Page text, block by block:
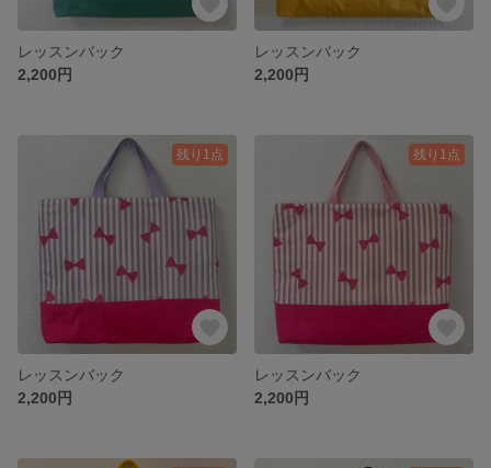
レッスンバック
2,200円
レッスンバック
2,200円
残り1点
レッスンバック
2,200円
残り1点
レッスンバック
2,200円